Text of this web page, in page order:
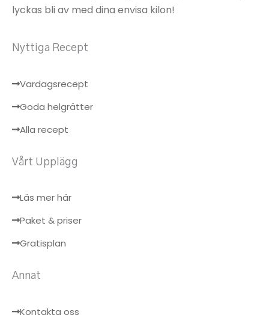
lyckas bli av med dina envisa kilon!
Nyttiga Recept
Vardagsrecept
Goda helgrätter
Alla recept
Vårt Upplägg
Läs mer här
Paket & priser
Gratisplan
Annat
Kontakta oss